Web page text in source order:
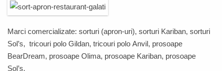
Marci comercializate: sorturi (apron-uri), sorturi Kariban, sorturi
Sol’s, tricouri polo Gildan, tricouri polo Anvil, prosoape
BearDream, prosoape Olima, prosoape Kariban, prosoape
Sol’s.